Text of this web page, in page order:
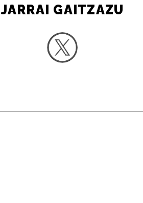
JARRAI GAITZAZU